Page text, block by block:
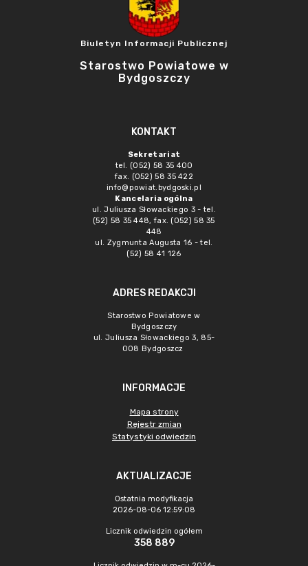
Biuletyn Informacji Publicznej
Starostwo Powiatowe w
Bydgoszczy
KONTAKT
Sekretariat
tel. (052) 58 35 400
fax. (052) 58 35 422
info@powiat.bydgoski.pl
Kancelaria ogólna
ul. Juliusza Słowackiego 3 - tel.
(52) 58 35 448, fax. (052) 58 35
448
ul. Zygmunta Augusta 16 - tel.
(52) 58 41 126
ADRES REDAKCJI
Starostwo Powiatowe w
Bydgoszczy
ul. Juliusza Słowackiego 3, 85-
008 Bydgoszcz
INFORMACJE
Mapa strony
Rejestr zmian
Statystyki odwiedzin
AKTUALIZACJE
Ostatnia modyfikacja
2026-08-06 12:59:08
Licznik odwiedzin ogółem
358 889